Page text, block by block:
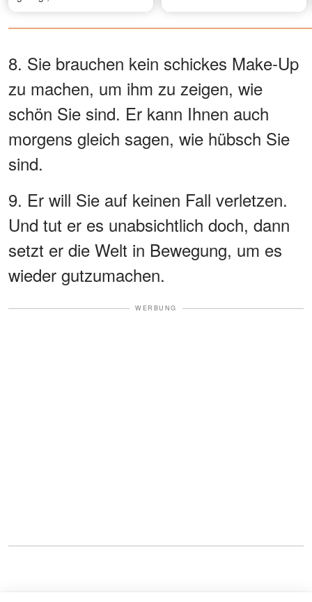
Familienleben fertig ist –
dann hat seine Mutter mir
und ich erstarrte, als ich ihn
öffnete
8. Sie brauchen kein schickes Make-Up
zu machen, um ihm zu zeigen, wie
schön Sie sind. Er kann Ihnen auch
morgens gleich sagen, wie hübsch Sie
sind.
9. Er will Sie auf keinen Fall verletzen.
Und tut er es unabsichtlich doch, dann
setzt er die Welt in Bewegung, um es
wieder gutzumachen.
WERBUNG